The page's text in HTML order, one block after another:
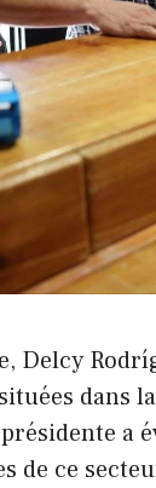
Delcy
dans
a
de ce